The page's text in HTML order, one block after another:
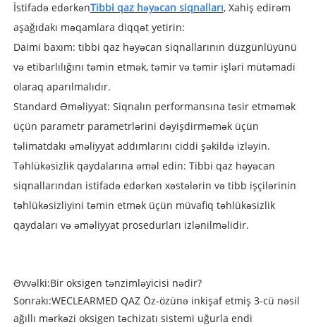
İstifadə edərkənTibbi qaz həyəcan siqnalları, Xahiş edirəm
aşağıdakı məqamlara diqqət yetirin:
Daimi baxım: tibbi qaz həyəcan siqnallarının düzgünlüyünü
və etibarlılığını təmin etmək, təmir və təmir işləri mütəmadi
olaraq aparılmalıdır.
Standard Əməliyyat: Siqnalın performansına təsir etməmək
üçün parametr parametrlərini dəyişdirməmək üçün
təlimatdakı əməliyyat addımlarını ciddi şəkildə izləyin.
Təhlükəsizlik qaydalarına əməl edin: Tibbi qaz həyəcan
siqnallarından istifadə edərkən xəstələrin və tibb işçilərinin
təhlükəsizliyini təmin etmək üçün müvafiq təhlükəsizlik
qaydaları və əməliyyat prosedurları izlənilməlidir.
Əvvəlki:Bir oksigen tənzimləyicisi nədir?
Sonrakı:WECLEARMED QAZ Öz-özünə inkişaf etmiş 3-cü nəsil
ağıllı mərkəzi oksigen təchizatı sistemi uğurla endi